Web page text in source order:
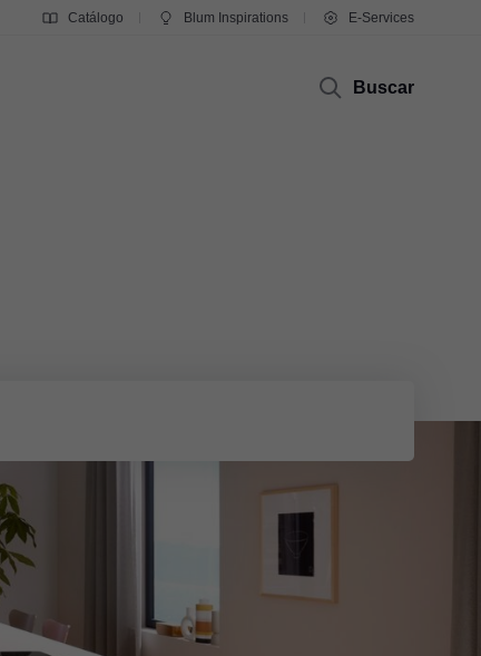
Catálogo Blum Inspirations E-Services
Buscar